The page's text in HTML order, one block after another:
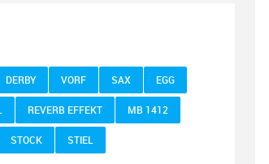
DERBY VORF SAX EGG
REVERB EFFEKT MB 1412
STOCK STIEL